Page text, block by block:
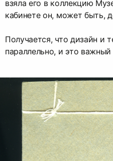
взяла его в коллекцию
кабинете он, может быть,
Получается, что дизайн и
параллельно, и это